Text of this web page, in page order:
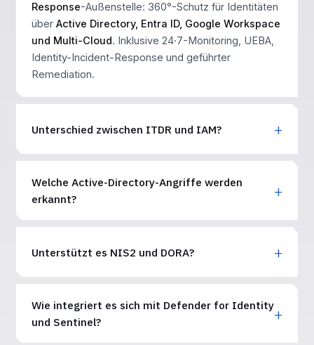
Response-Außenstelle: 360°-Schutz für Identitäten
über Active Directory, Entra ID, Google Workspace
und Multi-Cloud. Inklusive 24·7-Monitoring, UEBA,
Identity-Incident-Response und geführter
Remediation.
Unterschied zwischen ITDR und IAM?
Welche Active-Directory-Angriffe werden
erkannt?
Unterstützt es NIS2 und DORA?
Wie integriert es sich mit Defender for Identity
und Sentinel?